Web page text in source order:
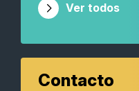
Ver todos
Contacto